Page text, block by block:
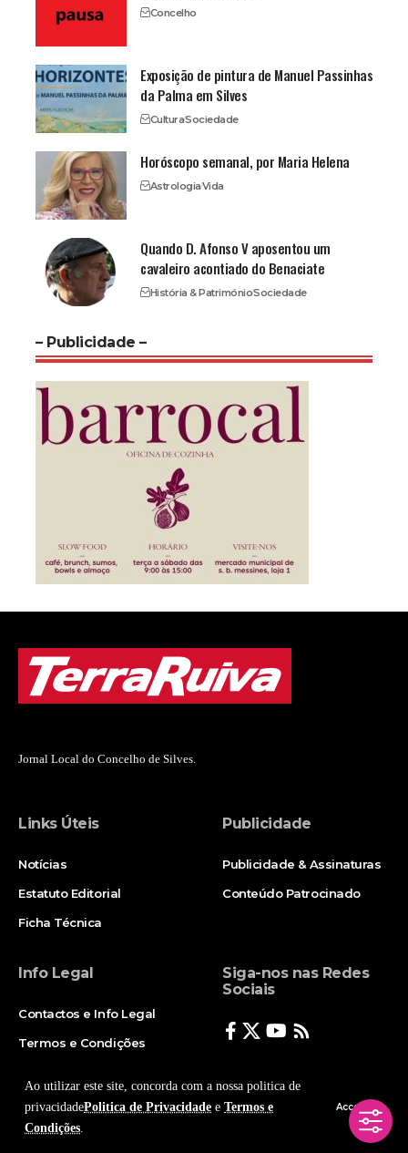
Ao utilizar este site, concorda com a nossa politica de
privacidadePolitica de Privacidade e Termos e
Condições.
Accept
Concelho
Exposição de pintura de Manuel Passinhas
da Palma em Silves
CulturaSociedade
Horóscopo semanal, por Maria Helena
AstrologiaVida
Quando D. Afonso V aposentou um
cavaleiro acontiado do Benaciate
História & PatrimónioSociedade
– Publicidade –
Jornal Local do Concelho de Silves.
Links Úteis
Notícias
Estatuto Editorial
Ficha Técnica
Publicidade
Publicidade & Assinaturas
Conteúdo Patrocinado
Info Legal
Contactos e Info Legal
Termos e Condições
Siga-nos nas Redes
Sociais
© Copyright 2025, Todos os Direitos Reservados - Terra Ruiva - Created by Pixart